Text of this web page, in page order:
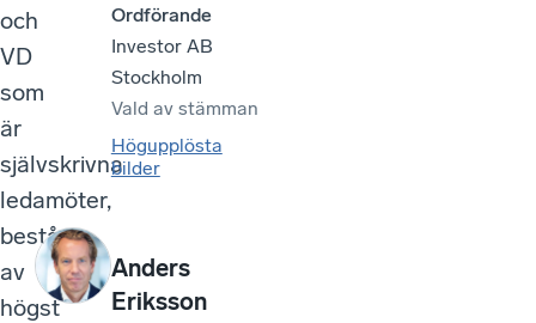
och
VD
som
är
självskrivna
ledamöter,
bestå
av
högst
Ordförande
Investor AB
Stockholm
Vald av stämman
Högupplösta
bilder
Anders
Eriksson